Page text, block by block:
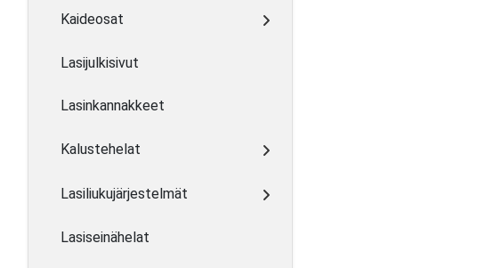
Kaideosat
Lasijulkisivut
Lasinkannakkeet
Kalustehelat
Lasiliukujärjestelmät
Lasiseinähelat